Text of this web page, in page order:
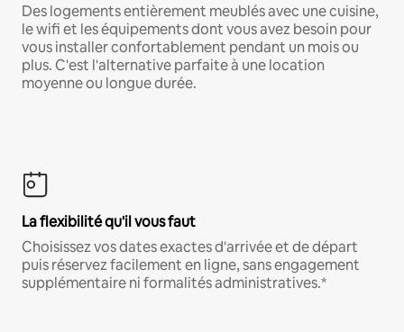
Des logements entièrement meublés avec une cuisine,
le wifi et les équipements dont vous avez besoin pour
vous installer confortablement pendant un mois ou
plus. C'est l'alternative parfaite à une location
moyenne ou longue durée.
La flexibilité qu'il vous faut
Choisissez vos dates exactes d'arrivée et de départ
puis réservez facilement en ligne, sans engagement
supplémentaire ni formalités administratives.*